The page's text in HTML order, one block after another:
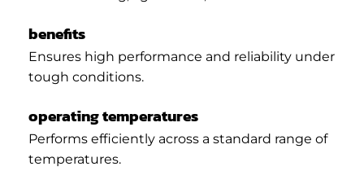
benefits
Ensures high performance and reliability under
tough conditions.
operating temperatures
Performs efficiently across a standard range of
temperatures.